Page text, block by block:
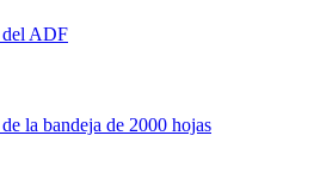
del ADF
la bandeja de 2000 hojas